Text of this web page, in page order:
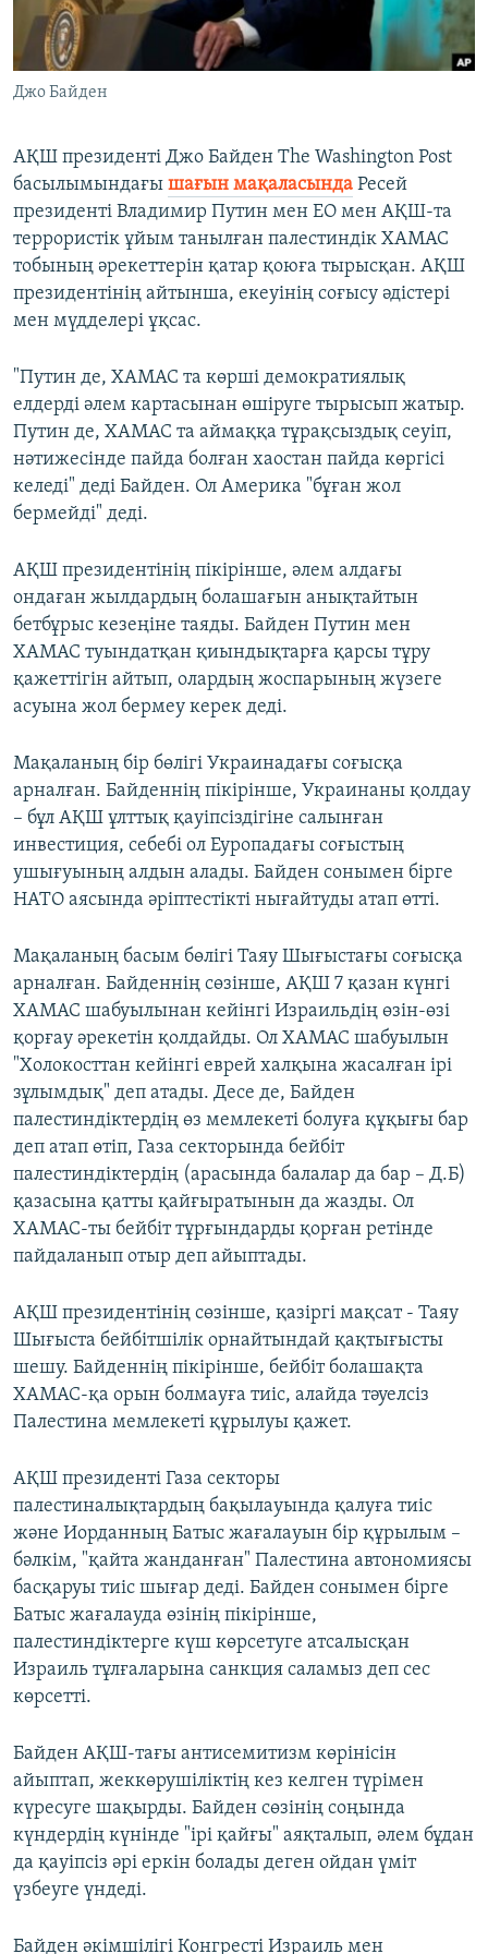
ЖАЗЫЛЫҢЫЗ
Джо Байден
АҚШ президенті Джо Байден The Washington Post
басылымындағы шағын мақаласында Ресей
президенті Владимир Путин мен ЕО мен АҚШ-та
террористік ұйым танылған палестиндік ХАМАС
тобының әрекеттерін қатар қоюға тырысқан. АҚШ
президентінің айтынша, екеуінің соғысу әдістері
мен мүдделері ұқсас.
"Путин де, ХАМАС та көрші демократиялық
елдерді әлем картасынан өшіруге тырысып жатыр.
Путин де, ХАМАС та аймаққа тұрақсыздық сеуіп,
нәтижесінде пайда болған хаостан пайда көргісі
келеді" деді Байден. Ол Америка "бұған жол
бермейді" деді.
АҚШ президентінің пікірінше, әлем алдағы
ондаған жылдардың болашағын анықтайтын
бетбұрыс кезеңіне таяды. Байден Путин мен
ХАМАС туындатқан қиындықтарға қарсы тұру
қажеттігін айтып, олардың жоспарының жүзеге
асуына жол бермеу керек деді.
Мақаланың бір бөлігі Украинадағы соғысқа
арналған. Байденнің пікірінше, Украинаны қолдау
– бұл АҚШ ұлттық қауіпсіздігіне салынған
инвестиция, себебі ол Еуропадағы соғыстың
ушығуының алдын алады. Байден сонымен бірге
НАТО аясында әріптестікті нығайтуды атап өтті.
Мақаланың басым бөлігі Таяу Шығыстағы соғысқа
арналған. Байденнің сөзінше, АҚШ 7 қазан күнгі
ХАМАС шабуылынан кейінгі Израильдің өзін-өзі
қорғау әрекетін қолдайды. Ол ХАМАС шабуылын
"Холокосттан кейінгі еврей халқына жасалған ірі
зұлымдық" деп атады. Десе де, Байден
палестиндіктердің өз мемлекеті болуға құқығы бар
деп атап өтіп, Газа секторында бейбіт
палестиндіктердің (арасында балалар да бар – Д.Б)
қазасына қатты қайғыратынын да жазды. Ол
ХАМАС-ты бейбіт тұрғындарды қорған ретінде
пайдаланып отыр деп айыптады.
АҚШ президентінің сөзінше, қазіргі мақсат - Таяу
Шығыста бейбітшілік орнайтындай қақтығысты
шешу. Байденнің пікірінше, бейбіт болашақта
ХАМАС-қа орын болмауға тиіс, алайда тәуелсіз
Палестина мемлекеті құрылуы қажет.
АҚШ президенті Газа секторы
палестиналықтардың бақылауында қалуға тиіс
және Иорданның Батыс жағалауын бір құрылым –
бәлкім, "қайта жанданған" Палестина автономиясы
басқаруы тиіс шығар деді. Байден сонымен бірге
Батыс жағалауда өзінің пікірінше,
палестиндіктерге күш көрсетуге атсалысқан
Израиль тұлғаларына санкция саламыз деп сес
көрсетті.
Байден АҚШ-тағы антисемитизм көрінісін
айыптап, жеккөрушіліктің кез келген түрімен
күресуге шақырды. Байден сөзінің соңында
күндердің күнінде "ірі қайғы" аяқталып, әлем бұдан
да қауіпсіз әрі еркін болады деген ойдан үміт
үзбеуге үндеді.
Байден әкімшілігі Конгресті Израиль мен